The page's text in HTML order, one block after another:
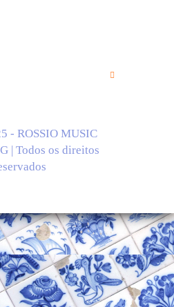
- ROSSIO MUSIC
| Todos os direitos